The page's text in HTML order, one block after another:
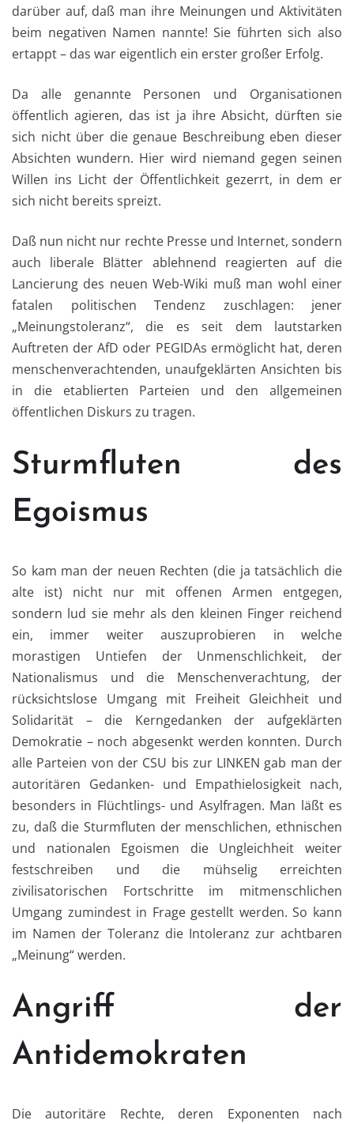
darüber auf, daß man ihre Meinungen und Aktivitäten
beim negativen Namen nannte! Sie führten sich also
ertappt – das war eigentlich ein erster großer Erfolg.
Da alle genannte Personen und Organisationen
öffentlich agieren, das ist ja ihre Absicht, dürften sie
sich nicht über die genaue Beschreibung eben dieser
Absichten wundern. Hier wird niemand gegen seinen
Willen ins Licht der Öffentlichkeit gezerrt, in dem er
sich nicht bereits spreizt.
Daß nun nicht nur rechte Presse und Internet, sondern
auch liberale Blätter ablehnend reagierten auf die
Lancierung des neuen Web-Wiki muß man wohl einer
fatalen politischen Tendenz zuschlagen: jener
„Meinungstoleranz“, die es seit dem lautstarken
Auftreten der AfD oder PEGIDAs ermöglicht hat, deren
menschenverachtenden, unaufgeklärten Ansichten bis
in die etablierten Parteien und den allgemeinen
öffentlichen Diskurs zu tragen.
Sturmfluten des
Egoismus
So kam man der neuen Rechten (die ja tatsächlich die
alte ist) nicht nur mit offenen Armen entgegen,
sondern lud sie mehr als den kleinen Finger reichend
ein, immer weiter auszuprobieren in welche
morastigen Untiefen der Unmenschlichkeit, der
Nationalismus und die Menschenverachtung, der
rücksichtslose Umgang mit Freiheit Gleichheit und
Solidarität – die Kerngedanken der aufgeklärten
Demokratie – noch abgesenkt werden konnten. Durch
alle Parteien von der CSU bis zur LINKEN gab man der
autoritären Gedanken- und Empathielosigkeit nach,
besonders in Flüchtlings- und Asylfragen. Man läßt es
zu, daß die Sturmfluten der menschlichen, ethnischen
und nationalen Egoismen die Ungleichheit weiter
festschreiben und die mühselig erreichten
zivilisatorischen Fortschritte im mitmenschlichen
Umgang zumindest in Frage gestellt werden. So kann
im Namen der Toleranz die Intoleranz zur achtbaren
„Meinung“ werden.
Angriff der
Antidemokraten
Die autoritäre Rechte, deren Exponenten nach